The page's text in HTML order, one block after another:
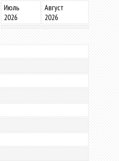
Июль
2026
Август
2026